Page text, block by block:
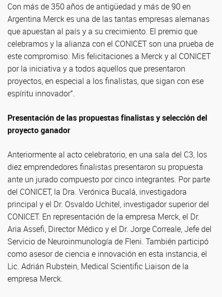
Con más de 350 años de antigüedad y más de 90 en
Argentina Merck es una de las tantas empresas alemanas
que apuestan al país y a su crecimiento. El premio que
celebramos y la alianza con el CONICET son una prueba de
este compromiso. Mis felicitaciones a Merck y al CONICET
por la iniciativa y a todos aquellos que presentaron
proyectos, en especial a los finalistas, que sigan con ese
espíritu innovador”.
Presentación de las propuestas finalistas y selección del
proyecto ganador
Anteriormente al acto celebratorio, en una sala del C3, los
diez emprendedores finalistas presentaron su propuesta
ante un jurado compuesto por cinco integrantes. Por parte
del CONICET, la Dra. Verónica Bucalá, investigadora
principal y el Dr. Osvaldo Uchitel, investigador superior del
CONICET. En representación de la empresa Merck, el Dr.
Aria Assefi, Director Médico y el Dr. Jorge Correale, Jefe del
Servicio de Neuroinmunología de Fleni. También participó
como asesor de ciencia e innovación en esta instancia, el
Lic. Adrián Rubstein, Medical Scientific Liaison de la
empresa Merck.